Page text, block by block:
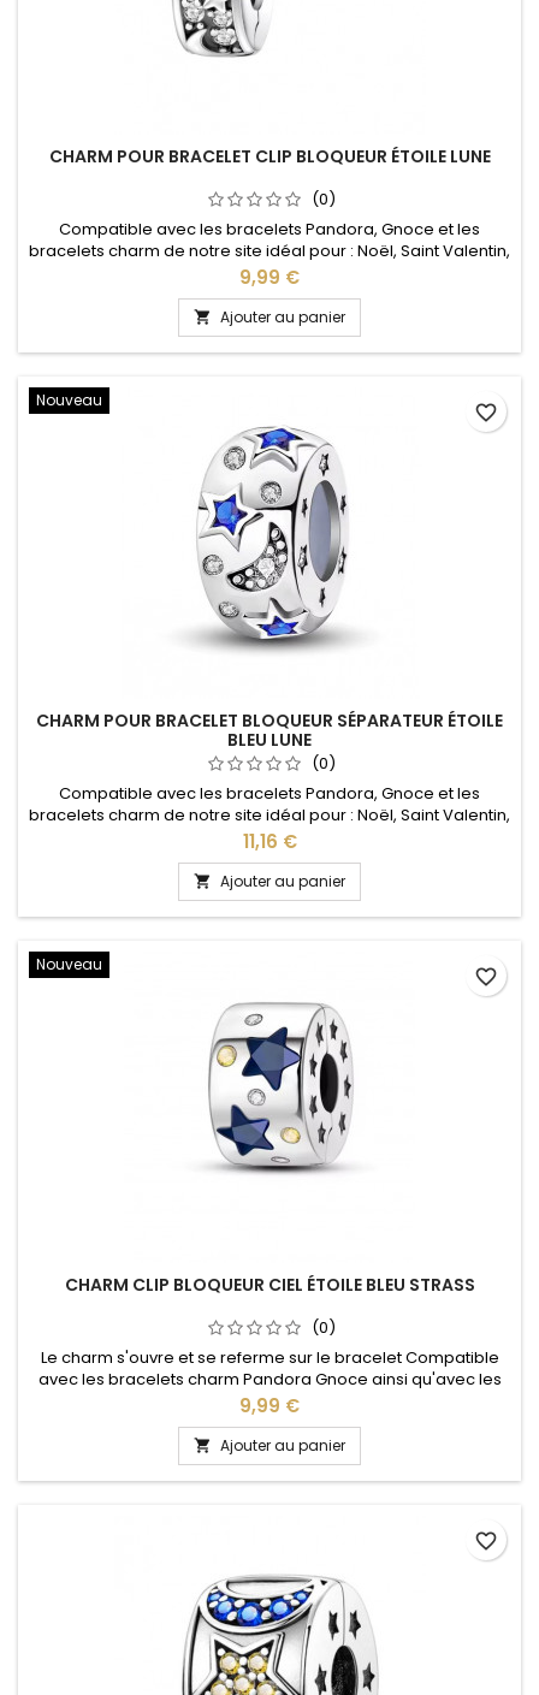
CHARM POUR BRACELET CLIP BLOQUEUR ÉTOILE LUNE
(0)
Compatible avec les bracelets Pandora, Gnoce et les
bracelets charm de notre site idéal pour : Noël, Saint Valentin,
anniversaire, anniversaire de mariage
Prix
9,99 €
 Ajouter au panier
Nouveau
CHARM POUR BRACELET BLOQUEUR SÉPARATEUR ÉTOILE
BLEU LUNE
(0)
Compatible avec les bracelets Pandora, Gnoce et les
bracelets charm de notre site idéal pour : Noël, Saint Valentin,
anniversaire, anniversaire de mariage
Prix
11,16 €
 Ajouter au panier
favorite_border
Nouveau
CHARM CLIP BLOQUEUR CIEL ÉTOILE BLEU STRASS
(0)
Le charm s'ouvre et se referme sur le bracelet Compatible
avec les bracelets charm Pandora Gnoce ainsi qu'avec les
bracelets charm de notre site idéal pour : Noël, Saint Valentin,
anniversaire, cadeau, fête
Prix
9,99 €
 Ajouter au panier
favorite_border
favorite_border